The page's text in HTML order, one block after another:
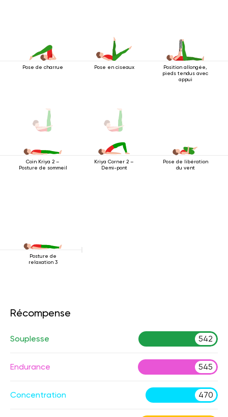
Pose de charrue Pose en ciseaux
Position allongée,
pieds tendus avec
appui
Coin Kriya 2 –
Posture de sommeil
Kriya Corner 2 –
Demi-pont
Pose de libération
du vent
Posture de
relaxation 3
Récompense
Souplesse 542
Endurance 545
Concentration 470